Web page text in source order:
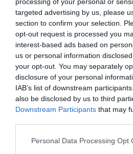
targeted advertising by us, please
section to confirm your selection.
opt-out request is processed you
interest-based ads based on
us or personal information
your opt-out. You may separately
disclosure of your personal
IAB’s list of downstream
also be disclosed by us to third
Downstream Participants that may
Personal Data Processing Opt
En este segundo capítulo, la
Susi Díaz, del restaurante La
cocina codo con codo con
Esa afinidad inicial se